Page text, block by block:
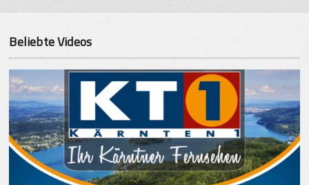
Beliebte Videos